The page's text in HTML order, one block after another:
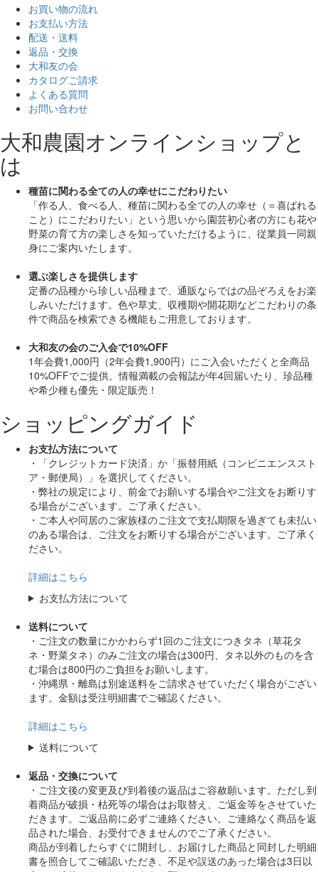
お買い物の流れ
お支払い方法
配送・送料
返品・交換
大和友の会
カタログご請求
よくある質問
お問い合わせ
大和農園オンラインショップと
は
種苗に関わる全ての人の幸せにこだわりたい
「作る人、食べる人、種苗に関わる全ての人の幸せ（＝喜ばれる
こと）にこだわりたい」 という思いから園芸初心者の方にも花や
野菜の育て方の楽しさを知っていただけるように、従業員一同親
身にご案内いたします。
選ぶ楽しさを提供します
定番の品種から珍しい品種まで、通販ならではの品ぞろえをお楽
しみいただけます。色や草丈、収穫期や開花期などこだわりの条
件で商品を検索できる機能もご用意しております。
大和友の会のご入会で10%OFF
1年会費1,000円（2年会費1,900円）にご入会いただくと全商品
10%OFFでご提供。情報満載の会報誌が年4回届いたり、珍品種
や希少種も優先・限定販売！
ショッピングガイド
お支払方法について
・「クレジットカード決済」か「振替用紙（コンビニエンススト
ア・郵便局）」を選択してください。
・弊社の規定により、前金でお願いする場合やご注文をお断りす
る場合がございます。ご了承ください。
・ご本人や同居のご家族様のご注文で支払期限を過ぎても未払い
のある場合は、ご注文をお断りする場合がございます。ご了承く
ださい。
詳細はこちら
お支払方法について
送料について
・ご注文の数量にかかわらず1回のご注文につきタネ（草花タ
ネ・野菜タネ）のみご注文の場合は300円、タネ以外のものを含
む場合は800円のご負担をお願いします。
・沖縄県・離島は別途送料をご請求させていただく場合がござい
ます。金額は受注明細書でご確認ください。
詳細はこちら
送料について
返品・交換について
・ご注文後の変更及び到着後の返品はご容赦願います。ただし到
着商品が破損・枯死等の場合はお取替え、ご返金等をさせていた
だきます。ご返品前に必ずご連絡ください。ご連絡なく商品を返
品された場合、お受付できませんのでご了承ください。
商品が到着したらすぐに開封し、お届けした商品と同封した明細
書を照合してご確認いただき、不足や誤送のあった場合は3日以